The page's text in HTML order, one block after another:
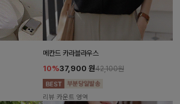
메칸드 카라블라우스
10%37,900 원42,100원
리뷰 카운트 영역